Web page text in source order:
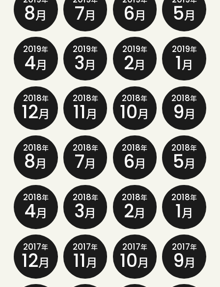
8月 7月 6月 5月
2019年
4月
2019年
3月
2019年
2月
2019年
1月
2018年
12月
2018年
11月
2018年
10月
2018年
9月
2018年
8月
2018年
7月
2018年
6月
2018年
5月
2018年
4月
2018年
3月
2018年
2月
2018年
1月
2017年
12月
2017年
11月
2017年
10月
2017年
9月